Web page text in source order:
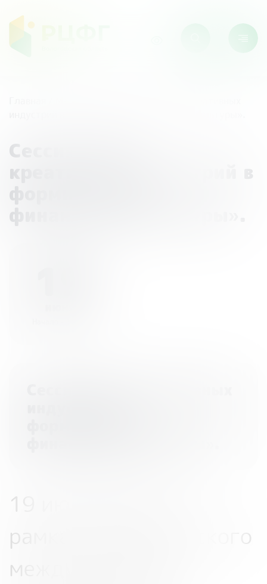
Сессия «Роль
креативных индустрий в
формировании
финансовой культуры».
19 июня 2025 г., в
рамках Петербургского
международного